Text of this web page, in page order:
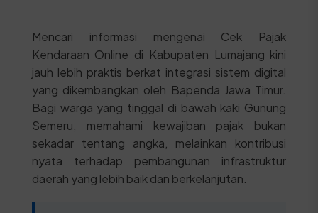
Mencari informasi mengenai Cek Pajak
Kendaraan Online di Kabupaten Lumajang kini
jauh lebih praktis berkat integrasi sistem digital
yang dikembangkan oleh Bapenda Jawa Timur.
Bagi warga yang tinggal di bawah kaki Gunung
Semeru, memahami kewajiban pajak bukan
sekadar tentang angka, melainkan kontribusi
nyata terhadap pembangunan infrastruktur
daerah yang lebih baik dan berkelanjutan.